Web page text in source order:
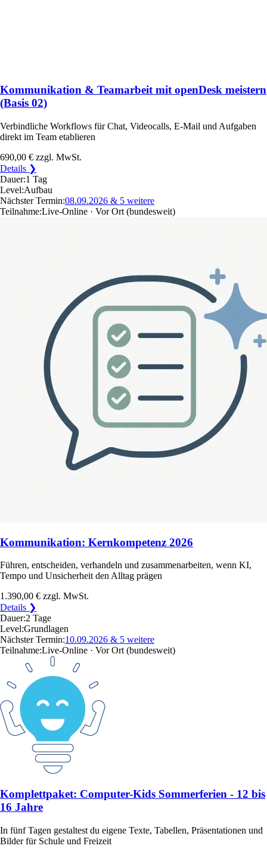
Kommunikation & Teamarbeit mit openDesk meistern
(Basis 02)
Verbindliche Workflows für Chat, Videocalls, E-Mail und Aufgaben
direkt im Team etablieren
690,00 € zzgl. MwSt.
Details ❯
Dauer:1 Tag
Level:Aufbau
Nächster Termin:08.09.2026 & 5 weitere
Teilnahme:Live-Online · Vor Ort (bundesweit)
Kommunikation: Kernkompetenz 2026
Führen, entscheiden, verhandeln und zusammenarbeiten, wenn KI,
Tempo und Unsicherheit den Alltag prägen
1.390,00 € zzgl. MwSt.
Details ❯
Dauer:2 Tage
Level:Grundlagen
Nächster Termin:10.09.2026 & 5 weitere
Teilnahme:Live-Online · Vor Ort(bundesweit)
Komplettpaket: Computer-Kids Sommerferien - 12 bis
16 Jahre
In fünf Tagen gestaltest du eigene Texte, Tabellen, Präsentationen und
Bilder für Schule und Freizeit